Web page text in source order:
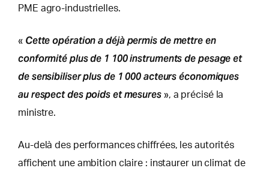
PME agro-industrielles.
« Cette opération a déjà permis de mettre en
conformité plus de 1 100 instruments de pesage et
de sensibiliser plus de 1 000 acteurs économiques
au respect des poids et mesures», a précisé la
ministre.
Au-delà des performances chiffrées, les autorités
affichent une ambition claire : instaurer un climat de